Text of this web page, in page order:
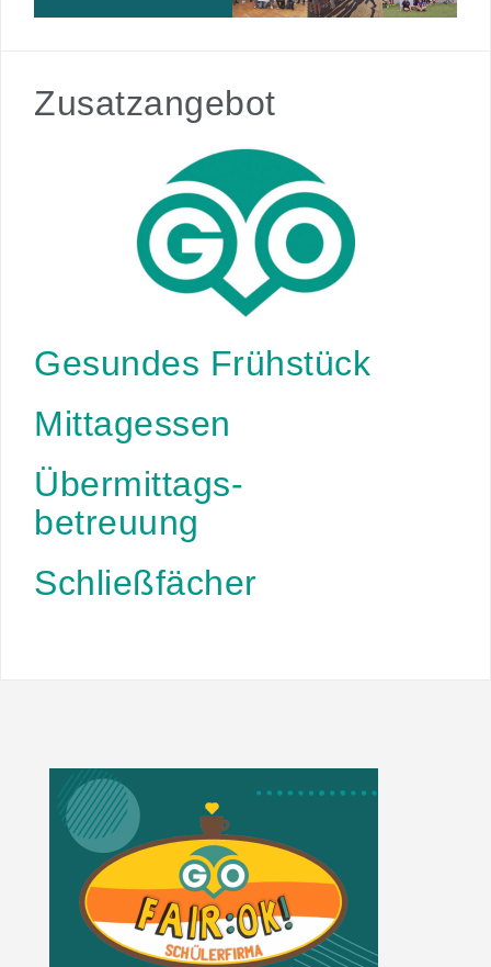
Zusatzangebot
Gesundes Frühstück
Mittagessen
Übermittags-
betreuung
Schließfächer